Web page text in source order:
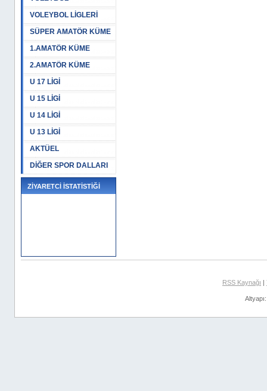
VOLEYBOL LİGLERİ
SÜPER AMATÖR KÜME
1.AMATÖR KÜME
2.AMATÖR KÜME
U 17 LİGİ
U 15 LİGİ
U 14 LİGİ
U 13 LİGİ
AKTÜEL
DİĞER SPOR DALLARI
ZİYARETCİ İSTATİSTİĞİ
RSS Kaynağı |